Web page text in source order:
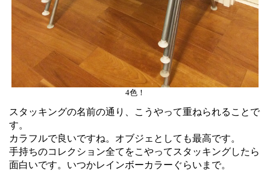
4色！
スタッキングの名前の通り、こうやって重ねられることで
す。
カラフルで良いですね。オブジェとしても最高です。
手持ちのコレクション全てをこやってスタッキングしたら
面白いです。いつかレインボーカラーぐらいまで。